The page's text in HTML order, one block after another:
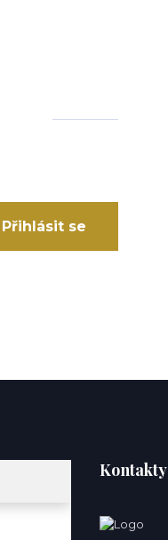
Přihlásit se
Kontakty